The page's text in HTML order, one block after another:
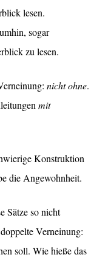
lesen.
sogar
zu lesen.
nicht ohne.
mit
Konstruktion
die Angewohnheit.
Sätze so nicht
Verneinung:
soll. Wie hieße das